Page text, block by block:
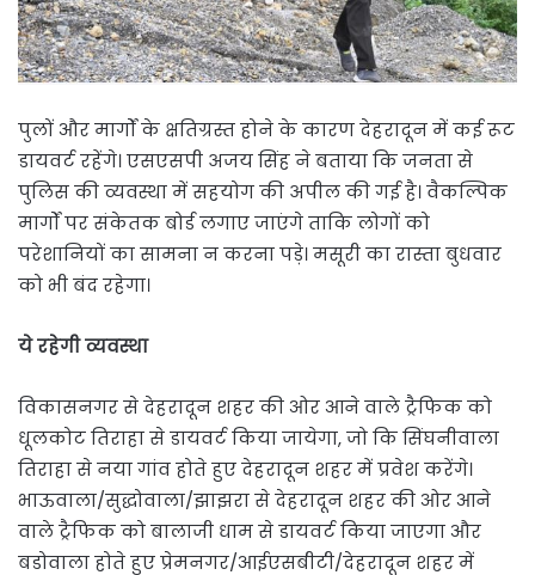
पुलों और मार्गों के क्षतिग्रस्त होने के कारण देहरादून में कई रूट
डायवर्ट रहेंगे। एसएसपी अजय सिंह ने बताया कि जनता से
पुलिस की व्यवस्था में सहयोग की अपील की गई है। वैकल्पिक
मार्गों पर संकेतक बोर्ड लगाए जाएंगे ताकि लोगों को
परेशानियों का सामना न करना पड़े। मसूरी का रास्ता बुधवार
को भी बंद रहेगा।
ये रहेगी व्यवस्था
विकासनगर से देहरादून शहर की ओर आने वाले ट्रैफिक को
धूलकोट तिराहा से डायवर्ट किया जायेगा, जो कि सिंघनीवाला
तिराहा से नया गांव होते हुए देहरादून शहर में प्रवेश करेंगे।
भाऊवाला/सुद्धोवाला/झाझरा से देहरादून शहर की ओर आने
वाले ट्रैफिक को बालाजी धाम से डायवर्ट किया जाएगा और
बडोवाला होते हुए प्रेमनगर/आईएसबीटी/देहरादून शहर में